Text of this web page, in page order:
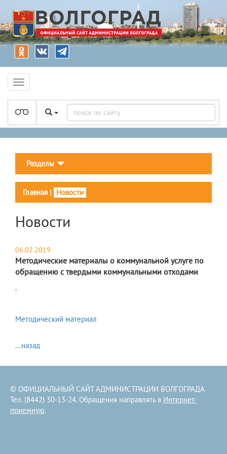
Разделы
Главная | Новости
Новости
06.02.2019
Методические материалы о коммунальной услуге по
обращению с твердыми коммунальными отходами
.
Методический материал
...назад
© ОФИЦИАЛЬНЫЙ САЙТ АДМИНИСТРАЦИИ ВОЛГОГРАДА
Тел. (8442) 30-13-24. Обращения направлять в Интернет-
приемную.